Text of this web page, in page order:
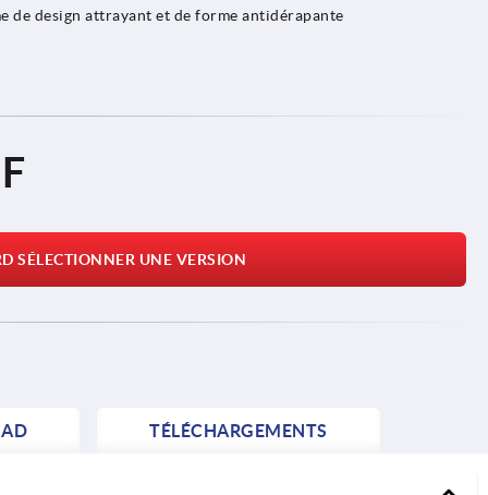
de design attrayant et de forme antidérapante
SÉLECTIONNER UNE VERSION
TÉLÉCHARGEMENTS